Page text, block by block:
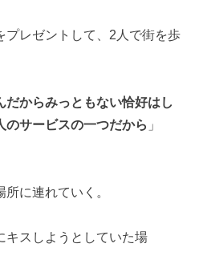
プレゼントして、2人で街を歩
だからみっともない恰好はし
のサービスの一つだから 」
に連れていく。
キスしようとしていた場